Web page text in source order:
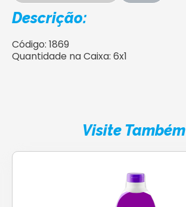
Descrição:
Código: 1869
Quantidade na Caixa: 6x1
Visite Também